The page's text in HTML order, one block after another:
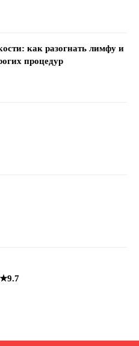
как разогнать лимфу и
процедур